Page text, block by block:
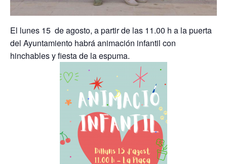
El lunes 15 de agosto, a partir de las 11.00 h a la puerta
del Ayuntamiento habrá animación infantil con
hinchables y fiesta de la espuma.